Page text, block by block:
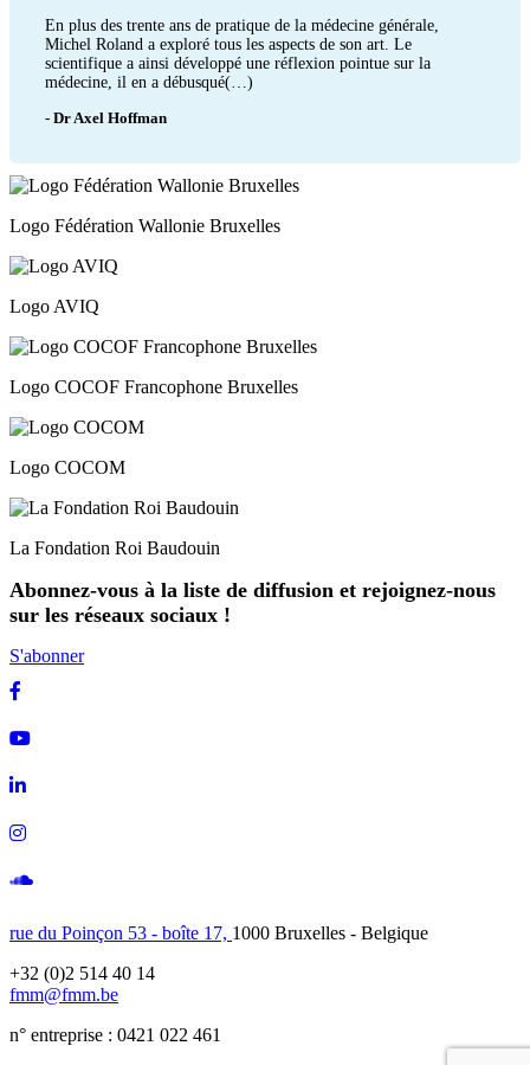
En plus des trente ans de pratique de la médecine générale,
Michel Roland a exploré tous les aspects de son art. Le
scientifique a ainsi développé une réflexion pointue sur la
médecine, il en a débusqué(…)
- Dr Axel Hoffman
Logo Fédération Wallonie Bruxelles
Logo AVIQ
Logo COCOF Francophone Bruxelles
Logo COCOM
La Fondation Roi Baudouin
Abonnez-vous à la liste de diffusion et rejoignez-nous
sur les réseaux sociaux !
S'abonner
rue du Poinçon 53 - boîte 17, 1000 Bruxelles - Belgique
+32 (0)2 514 40 14
fmm@fmm.be
n° entreprise : 0421 022 461